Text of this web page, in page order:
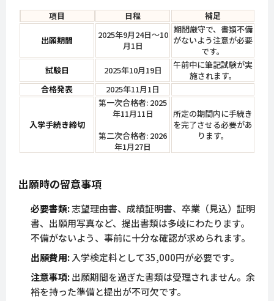
項目 日程 補足
出願期間
2025年9月24日～10
月1日
期間厳守で、書類不備
がないよう注意が必要
です。
試験日
2025年10月19日
午前中に筆記試験が実
施されます。
合格発表
2025年11月1日
入学手続き締切
第一次合格者: 2025
年11月11日
第二次合格者: 2026
年1月27日
所定の期間内に手続き
を完了させる必要があ
ります。
出願時の留意事項
必要書類:志望理由書、成績証明書、卒業（見込）証明
書、出願用写真など、提出書類は多岐にわたります。
不備がないよう、事前に十分な確認が求められます。
出願費用:入学検定料として35,000円が必要です。
注意事項:出願期間を過ぎた書類は受理されません。余
裕を持った準備と提出が不可欠です。